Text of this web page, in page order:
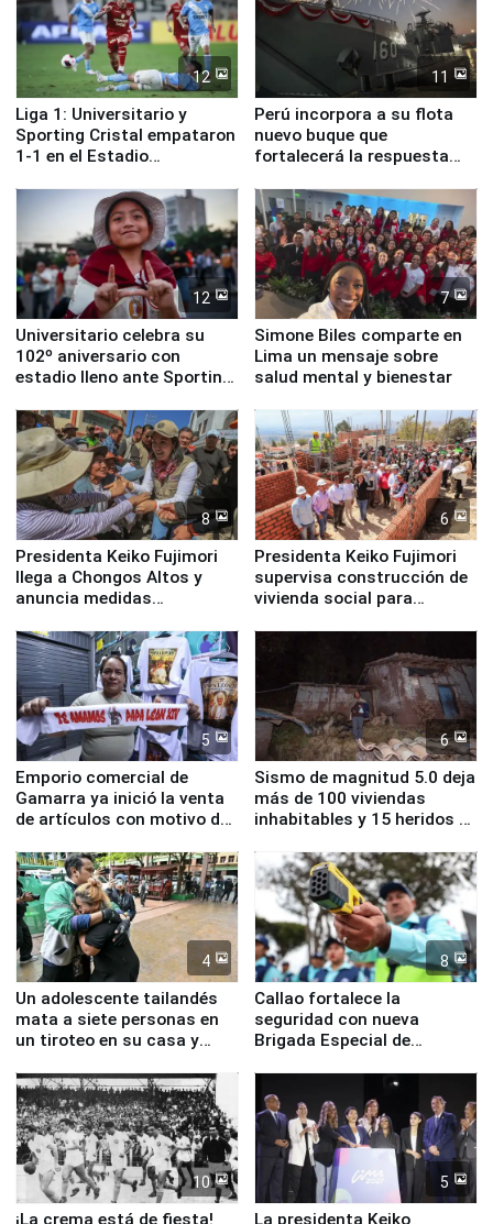
12
Liga 1: Universitario y
Sporting Cristal empataron
1-1 en el Estadio
11
Perú incorpora a su flota
nuevo buque que
fortalecerá la respuesta
12
Universitario celebra su
102º aniversario con
estadio lleno ante Sporting
7
Simone Biles comparte en
Lima un mensaje sobre
salud mental y bienestar
8
Presidenta Keiko Fujimori
llega a Chongos Altos y
anuncia medidas
educación, salud y empleo
6
Presidenta Keiko Fujimori
supervisa construcción de
vivienda social para
5
Emporio comercial de
Gamarra ya inició la venta
de artículos con motivo de
6
Sismo de magnitud 5.0 deja
más de 100 viviendas
inhabitables y 15 heridos en
4
Un adolescente tailandés
mata a siete personas en
un tiroteo en su casa y
8
Callao fortalece la
seguridad con nueva
Brigada Especial de
equipamiento para
Serenazgo
10
¡La crema está de fiesta!
5
La presidenta Keiko